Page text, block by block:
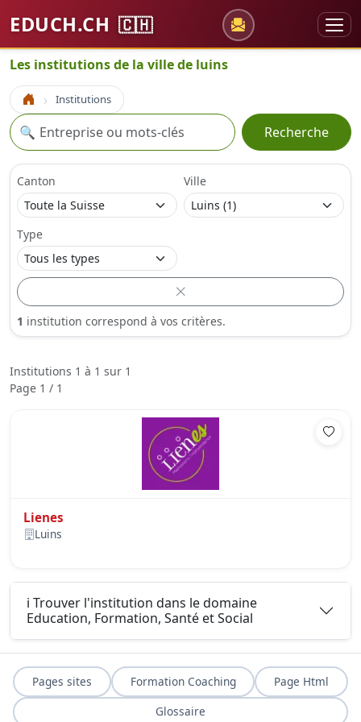
EDUCH.CH 🇨🇭
Les institutions de la ville de luins
Accueil Institutions
Recherche
🔍 Recherche
Canton Ville
Type
1 institution correspond à vos critères.
Institutions 1 à 1 sur 1
Page 1 / 1
Lienes
Luins
ℹ️ Trouver l'institution dans le domaine
Education, Formation, Santé et Social
Pages sites Formation Coaching
Page Html
Glossaire